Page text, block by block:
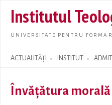
Institutul
UNIVERSITATE PENTRU
ACTUALITĂȚI INSTITUT
Search form
Învăţătura